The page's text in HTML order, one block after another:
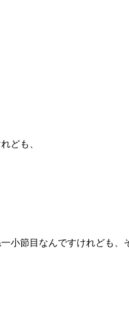
ども、
小節目なんですけれども、